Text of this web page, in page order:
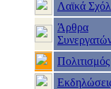
Λαϊκά
Άρθρα
Πολιτισμός